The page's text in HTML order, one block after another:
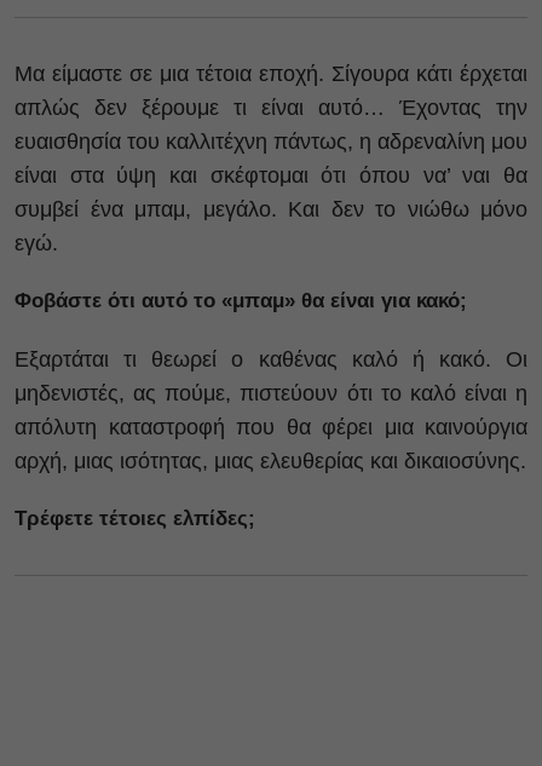
Μα είμαστε σε μια τέτοια εποχή. Σίγουρα κάτι έρχεται
απλώς δεν ξέρουμε τι είναι αυτό… Έχοντας την
ευαισθησία του καλλιτέχνη πάντως, η αδρεναλίνη μου
είναι στα ύψη και σκέφτομαι ότι όπου να’ ναι θα
συμβεί ένα μπαμ, μεγάλο. Και δεν το νιώθω μόνο
εγώ.
Φοβάστε ότι αυτό το «μπαμ» θα είναι για κακό;
Εξαρτάται τι θεωρεί ο καθένας καλό ή κακό. Οι
μηδενιστές, ας πούμε, πιστεύουν ότι το καλό είναι η
απόλυτη καταστροφή που θα φέρει μια καινούργια
αρχή, μιας ισότητας, μιας ελευθερίας και δικαιοσύνης.
Τρέφετε τέτοιες ελπίδες;